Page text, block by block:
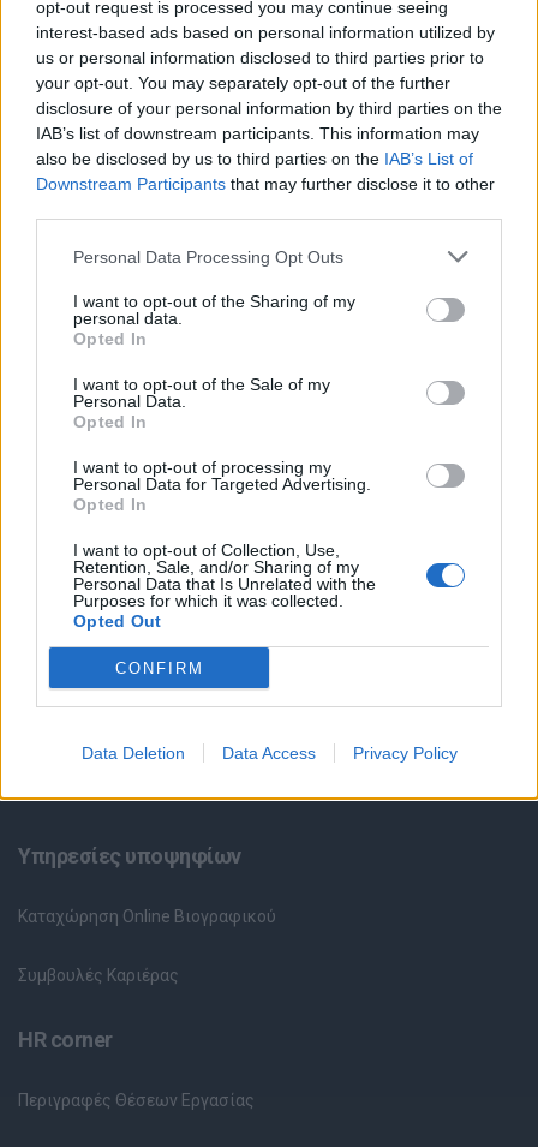
opt-out request is processed you may continue seeing
interest-based ads based on personal information utilized by
us or personal information disclosed to third parties prior to
your opt-out. You may separately opt-out of the further
disclosure of your personal information by third parties on the
IAB’s list of downstream participants. This information may
also be disclosed by us to third parties on the IAB’s List of
Downstream Participants that may further disclose it to other
Personal Data Processing Opt Outs
I want to opt-out of the Sharing of my
personal data.
Opted In
I want to opt-out of the Sale of my
Personal Data.
Opted In
I want to opt-out of processing my
Personal Data for Targeted Advertising.
Opted In
I want to opt-out of Collection, Use,
Retention, Sale, and/or Sharing of my
Personal Data that Is Unrelated with the
Purposes for which it was collected.
Opted Out
CONFIRM
Data Deletion Data Access Privacy Policy
Αίτηση - Αποστολή Βιογραφικού
Πατήστε "Αποστολή Βιογραφικού" και θα μεταφερθείτε στη
Σελίδα της εταιρείας.
Αποστολή βιογραφικού
Θέσεις εργασίας
Όλες οι Θέσεις Εργασίας
Θέσεις Εργασίας ανά Ειδικότητα
Υπηρεσίες υποψηφίων
Καταχώρηση Online Βιογραφικού
Συμβουλές Καριέρας
HR corner
Περιγραφές Θέσεων Εργασίας